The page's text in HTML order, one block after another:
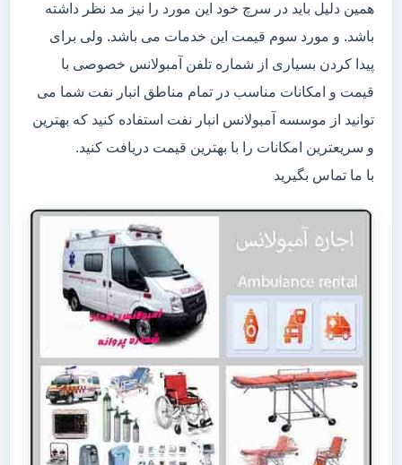
همین دلیل باید در سرچ خود این مورد را نیز مد نظر داشته
باشد. و مورد سوم قیمت این خدمات می باشد. ولی برای
پیدا کردن بسیاری از شماره تلفن آمبولانس خصوصی با
قیمت و امکانات مناسب در تمام مناطق انبار نفت شما می
توانید از موسسه آمبولانس انبار نفت استفاده کنید که بهترین
و سریعترین امکانات را با بهترین قیمت دریافت کنید.
با ما تماس بگیرید